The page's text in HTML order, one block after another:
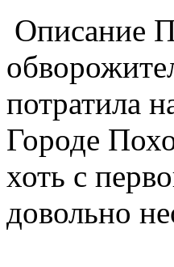
Описание
потратила
Городе
хоть с
довольно